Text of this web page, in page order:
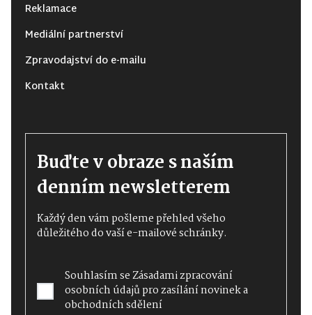
Reklamace
Mediální partnerství
Zpravodajství do e-mailu
Kontakt
Buďte v obraze s naším
denním newsletterem
Každý den vám pošleme přehled všeho
důležitého do vaší e-mailové schránky.
Souhlasím seZásadami zpracování
osobních údajůpro zasílání novinek a
obchodních sdělení